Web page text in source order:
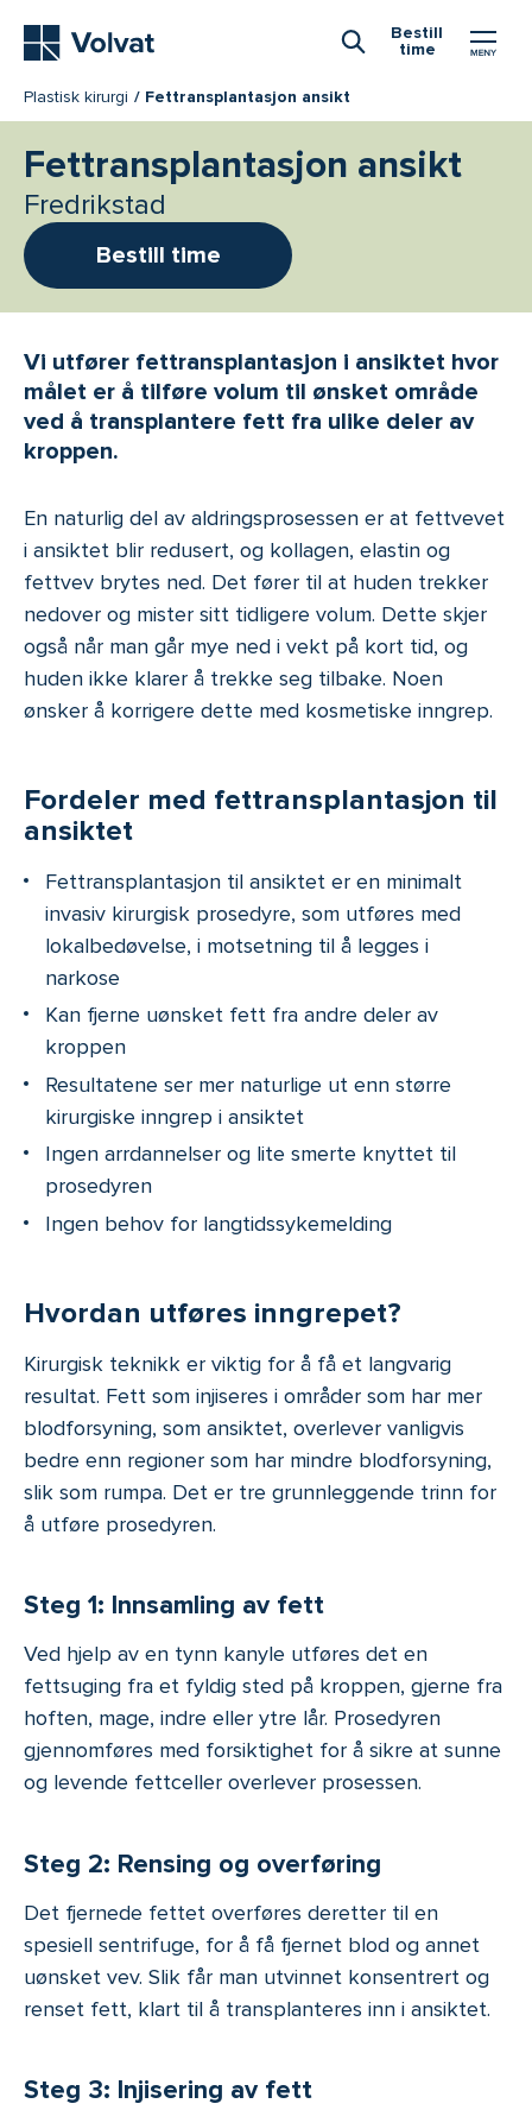
Bestill
time
Plastisk kirurgi Fettransplantasjon ansikt
Fettransplantasjon ansikt
Fredrikstad
Bestill time
Vi utfører fettransplantasjon i ansiktet hvor
målet er å tilføre volum til ønsket område
ved å transplantere fett fra ulike deler av
kroppen.
En naturlig del av aldringsprosessen er at fettvevet
i ansiktet blir redusert, og kollagen, elastin og
fettvev brytes ned. Det fører til at huden trekker
nedover og mister sitt tidligere volum. Dette skjer
også når man går mye ned i vekt på kort tid, og
huden ikke klarer å trekke seg tilbake. Noen
ønsker å korrigere dette med kosmetiske inngrep.
Fordeler med fettransplantasjon til
ansiktet
Fettransplantasjon til ansiktet er en minimalt
invasiv kirurgisk prosedyre, som utføres med
lokalbedøvelse, i motsetning til å legges i
narkose
Kan fjerne uønsket fett fra andre deler av
kroppen
Resultatene ser mer naturlige ut enn større
kirurgiske inngrep i ansiktet
Ingen arrdannelser og lite smerte knyttet til
prosedyren
Ingen behov for langtidssykemelding
Hvordan utføres inngrepet?
Kirurgisk teknikk er viktig for å få et langvarig
resultat. Fett som injiseres i områder som har mer
blodforsyning, som ansiktet, overlever vanligvis
bedre enn regioner som har mindre blodforsyning,
slik som rumpa. Det er tre grunnleggende trinn for
å utføre prosedyren.
Steg 1: Innsamling av fett
Ved hjelp av en tynn kanyle utføres det en
fettsuging fra et fyldig sted på kroppen, gjerne fra
hoften, mage, indre eller ytre lår. Prosedyren
gjennomføres med forsiktighet for å sikre at sunne
og levende fettceller overlever prosessen.
Steg 2: Rensing og overføring
Det fjernede fettet overføres deretter til en
spesiell sentrifuge, for å få fjernet blod og annet
uønsket vev. Slik får man utvinnet konsentrert og
renset fett, klart til å transplanteres inn i ansiktet.
Steg 3: Injisering av fett